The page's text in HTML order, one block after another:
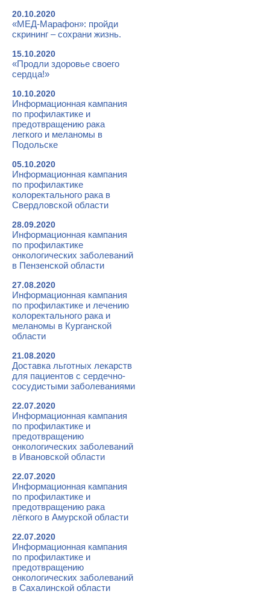
20.10.2020
«МЕД-Марафон»: пройди
скрининг – сохрани жизнь.
15.10.2020
«Продли здоровье своего
сердца!»
10.10.2020
Информационная кампания
по профилактике и
предотвращению рака
легкого и меланомы в
Подольске
05.10.2020
Информационная кампания
по профилактике
колоректального рака в
Свердловской области
28.09.2020
Информационная кампания
по профилактике
онкологических заболеваний
в Пензенской области
27.08.2020
Информационная кампания
по профилактике и лечению
колоректального рака и
меланомы в Курганской
области
21.08.2020
Доставка льготных лекарств
для пациентов с сердечно-
сосудистыми заболеваниями
22.07.2020
Информационная кампания
по профилактике и
предотвращению
онкологических заболеваний
в Ивановской области
22.07.2020
Информационная кампания
по профилактике и
предотвращению рака
лёгкого в Амурской области
22.07.2020
Информационная кампания
по профилактике и
предотвращению
онкологических заболеваний
в Сахалинской области